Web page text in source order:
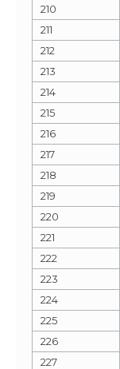
210
211
212
213
214
215
216
217
218
219
220
221
222
223
224
225
226
227